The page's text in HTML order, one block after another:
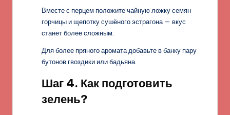
Вместе с перцем положите чайную ложку семян
горчицы и щепотку сушёного эстрагона — вкус
станет более сложным.
Для более пряного аромата добавьте в банку пару
бутонов гвоздики или бадьяна.
Шаг 4. Как подготовить
зелень?